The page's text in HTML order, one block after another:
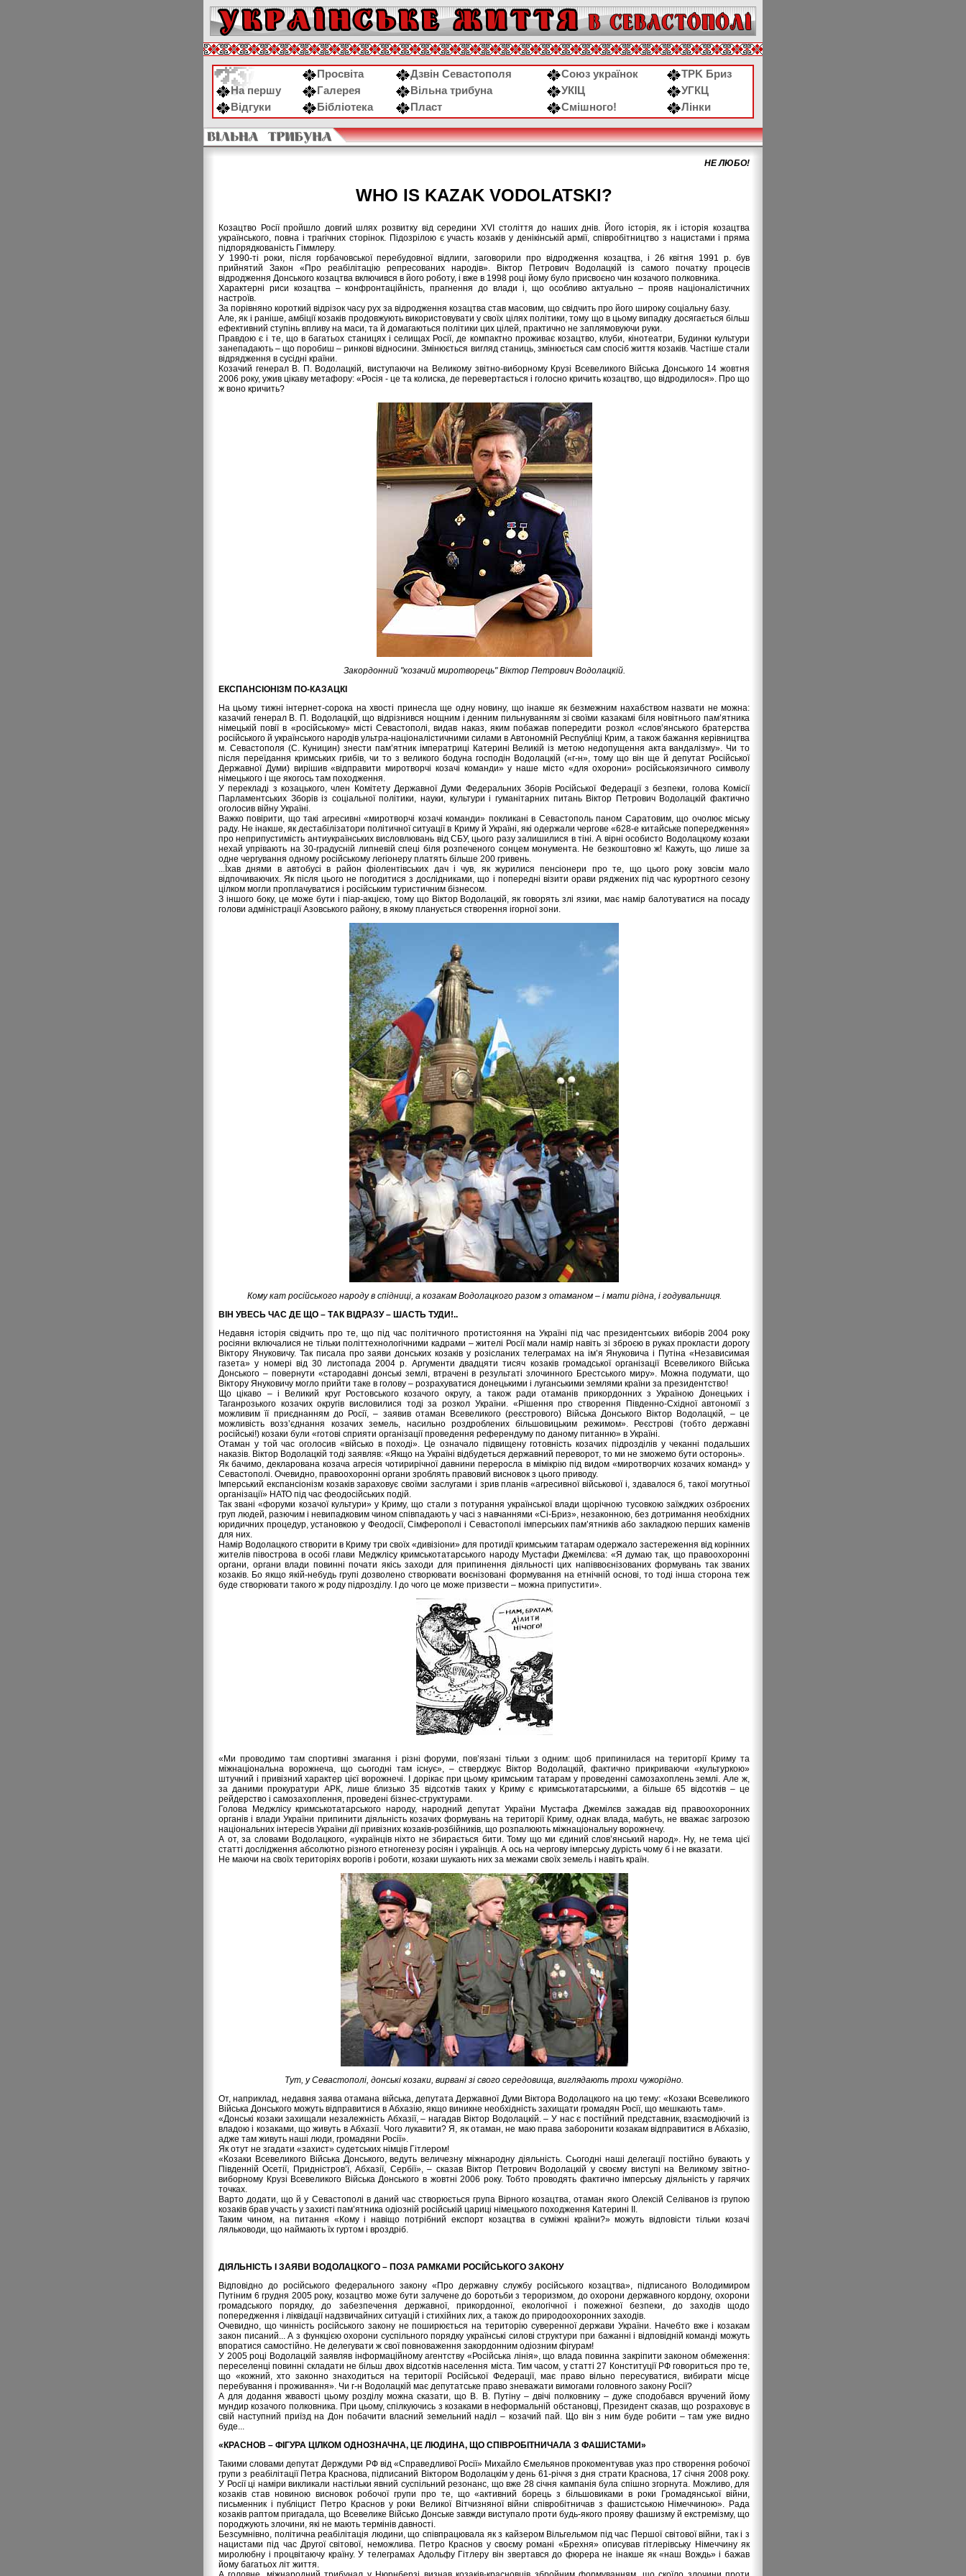
Просвіта Дзвін Севастополя Союз українок
ТРK Бриз
На першу
Галерея Вільна трибуна УКІЦ
УГКЦ
Відгуки
Бібліотека Пласт Смішного! Лінки
НЕ ЛЮБО!
WHO ІS KAZAK VODOLATSKІ?
Козацтво Росії пройшло довгий шлях розвитку від середини XVІ століття до наших днів. Його історія, як і історія козацтва
українського, повна і трагічних сторінок. Підозрілою є участь козаків у денікінській армії, співробітництво з нацистами і пряма
підпорядкованість Гіммлеру.
У 1990-ті роки, після горбачовської перебудовної відлиги, заговорили про відродження козацтва, і 26 квітня 1991 р. був
прийнятий Закон «Про реабілітацію репресованих народів». Віктор Петрович Водолацкій із самого початку процесів
відродження Донського козацтва включився в його роботу, і вже в 1998 році йому було присвоєно чин козачого полковника.
Характерні риси козацтва – конфронтаційність, прагнення до влади і, що особливо актуально – прояв націоналістичних
настроїв.
За порівняно короткий відрізок часу рух за відродження козацтва став масовим, що свідчить про його широку соціальну базу.
Але, як і раніше, амбіції козаків продовжують використовувати у своїх цілях політики, тому що в цьому випадку досягається більш
ефективний ступінь впливу на маси, та й домагаються політики цих цілей, практично не заплямовуючи руки.
Правдою є і те, що в багатьох станицях і селищах Росії, де компактно проживає козацтво, клуби, кінотеатри, Будинки культури
занепадають – що поробиш – ринкові відносини. Змінюється вигляд станиць, змінюється сам спосіб життя козаків. Частіше стали
відрядження в сусідні країни.
Козачий генерал В. П. Водолацкій, виступаючи на Великому звітно-виборному Крузі Всевеликого Війська Донського 14 жовтня
2006 року, ужив цікаву метафору: «Росія - це та колиска, де перевертається і голосно кричить козацтво, що відродилося». Про що
ж воно кричить?
Закордонний "козачий миротворець" Віктор Петрович Водолацкій.
ЕКСПАНСІОНІЗМ ПО-КАЗАЦКІ
На цьому тижні інтернет-сорока на хвості принесла ще одну новину, що інакше як безмежним нахабством назвати не можна:
казачий генерал В. П. Водолацкій, що відрізнився нощним і денним пильнуванням зі своїми казакамі біля новітнього пам’ятника
німецькій повії в «російському» місті Севастополі, видав наказ, яким побажав попередити розкол «слов’янського братерства
російського й українського народів ультра-націоналістичними силами в Автономній Республіці Крим, а також бажання керівництва
м. Севастополя (С. Куницин) знести пам’ятник імператриці Катерині Великій із метою недопущення акта вандалізму». Чи то
після переїдання кримських грибів, чи то з великого бодуна господін Водолацкій («г-н», тому що він ще й депутат Російської
Державної Думи) вирішив «відправити миротворчі козачі команди» у наше місто «для охорони» російськоязичного символу
німецького і ще якогось там походження.
У перекладі з козацького, член Комітету Державної Думи Федеральних Зборів Російської Федерації з безпеки, голова Комісії
Парламентських Зборів із соціальної політики, науки, культури і гуманітарних питань Віктор Петрович Водолацкій фактично
оголосив війну Україні.
Важко повірити, що такі агресивні «миротворчі козачі команди» покликані в Севастополь паном Саратовим, що очолює міську
раду. Не інакше, як дестабілізатори політичної ситуації в Криму й Україні, які одержали чергове «628-е китайське попередження»
про неприпустимість антиукраїнських висловлювань від СБУ, цього разу залишилися в тіні. А вірні особисто Водолацкому козаки
нехай упрівають на 30-градусній липневій спеці біля розпеченого сонцем монумента. Не безкоштовно ж! Кажуть, що лише за
одне чергування одному російському легіонеру платять більше 200 гривень.
...Їхав днями в автобусі в район фіолентівських дач і чув, як журилися пенсіонери про те, що цього року зовсім мало
відпочиваючих. Як після цього не погодитися з дослідниками, що і попередні візити орави ряджених під час курортного сезону
цілком могли проплачуватися і російським туристичним бізнесом.
З іншого боку, це може бути і піар-акцією, тому що Віктор Водолацкій, як говорять злі язики, має намір балотуватися на посаду
голови адміністрації Азовського району, в якому планується створення ігорної зони.
Кому кат російського народу в спідниці, а козакам Водолацкого разом з отаманом – і мати рідна, і годувальниця.
ВІН УВЕСЬ ЧАС ДЕ ЩО – TАК ВІДРАЗУ – ШАСТЬ ТУДИ!..
Недавня історія свідчить про те, що під час політичного протистояння на Україні під час президентських виборів 2004 року
росіяни включалися не тільки політтехнологічними кадрами – жителі Росії мали намір навіть зі зброєю в руках прокласти дорогу
Віктору Януковичу. Так писала про заяви донських козаків у розісланих телеграмах на ім’я Януковича і Путіна «Независимая
газета» у номері від 30 листопада 2004 р. Аргументи двадцяти тисяч козаків громадської організації Всевеликого Війська
Донського – повернути «стародавні донські землі, втрачені в результаті злочинного Брестського миру». Можна подумати, що
Віктору Януковичу могло прийти таке в голову – розрахуватися донецькими і луганськими землями країни за президентство!
Що цікаво – і Великий круг Ростовського козачого округу, а також ради отаманів прикордонних з Україною Донецьких і
Таганрозького козачих округів висловилися тоді за розкол України. «Рішення про створення Південно-Східної автономії з
можливим її приєднанням до Росії, – заявив отаман Всевеликого (реєстрового) Війська Донського Віктор Водолацкій, – це
можливість возз’єднання козачих земель, насильно роздроблених більшовицьким режимом». Реєстрові (тобто державні
російські!) козаки були «готові сприяти організації проведення референдуму по даному питанню» в Україні.
Отаман у той час оголосив «військо в поході». Це означало підвищену готовність козачих підрозділів у чеканні подальших
наказів. Віктор Водолацкій тоді заявляв: «Якщо на Україні відбудеться державний переворот, то ми не зможемо бути осторонь».
Як бачимо, декларована козача агресія чотирирічної давнини переросла в мімікрію під видом «миротворчих козачих команд» у
Севастополі. Очевидно, правоохоронні органи зроблять правовий висновок з цього приводу.
Імперський експансіонізм козаків зараховує своїми заслугами і зрив планів «агресивної військової і, здавалося б, такої могутньої
організації» НАТО під час феодосійських подій.
Так звані «форуми козачої культури» у Криму, що стали з потурання української влади щорічною тусовкою заїжджих озброєних
груп людей, разючим і невипадковим чином співпадають у часі з навчаннями «Сі-Бриз», незаконною, без дотримання необхідних
юридичних процедур, установкою у Феодосії, Сімферополі і Севастополі імперських пам’ятників або закладкою перших каменів
для них.
Намір Водолацкого створити в Криму три своїх «дивізіони» для протидії кримським татарам одержало застереження від корінних
жителів півострова в особі глави Меджлісу кримськотатарського народу Мустафи Джемілєва: «Я думаю так, що правоохоронні
органи, органи влади повинні почати якісь заходи для припинення діяльності цих напіввоєнізованих формувань так званих
козаків. Бо якщо якій-небудь групі дозволено створювати воєнізовані формування на етнічній основі, то тоді інша сторона теж
буде створювати такого ж роду підрозділу. І до чого це може призвести – можна припустити».
«Ми проводимо там спортивні змагання і різні форуми, пов’язані тільки з одним: щоб припинилася на території Криму та
міжнаціональна ворожнеча, що сьогодні там існує», – стверджує Віктор Водолацкій, фактично прикриваючи «культуркою»
штучний і привізний характер цієї ворожнечі. І дорікає при цьому кримським татарам у проведенні самозахоплень землі. Але ж,
за даними прокуратури АРК, лише близько 35 відсотків таких у Криму є кримськотатарськими, а більше 65 відсотків – це
рейдерство і самозахоплення, проведені бізнес-структурами.
Голова Меджлісу кримськотатарського народу, народний депутат України Мустафа Джемілєв зажадав від правоохоронних
органів і влади України припинити діяльність козачих формувань на території Криму, однак влада, мабуть, не вважає загрозою
національних інтересів України дії привізних козаків-розбійників, що розпалюють міжнаціональну ворожнечу.
А от, за словами Водолацкого, «українців ніхто не збирається бити. Тому що ми єдиний слов’янський народ». Ну, не тема цієї
статті дослідження абсолютно різного етногенезу росіян і українців. А ось на чергову імперську дурість чому б і не вказати.
Не маючи на своїх територіях ворогів і роботи, козаки шукають них за межами своїх земель і навіть країн.
Тут, у Севастополi, донські козаки, вирвані зі свого середовища, виглядають трохи чужорідно.
От, наприклад, недавня заява отамана війська, депутата Державної Думи Віктора Водолацкого на цю тему: «Козаки Всевеликого
Війська Донського можуть відправитися в Абхазію, якщо виникне необхідність захищати громадян Росії, що мешкають там».
«Донські козаки захищали незалежність Абхазії, – нагадав Віктор Водолацкій. – У нас є постійний представник, взаємодіючий із
владою і козаками, що живуть в Абхазії. Чого лукавити? Я, як отаман, не маю права заборонити козакам відправитися в Абхазію,
адже там живуть наші люди, громадяни Росії».
Як отут не згадати «захист» судетських німців Гітлером!
«Козаки Всевеликого Війська Донського, ведуть величезну міжнародну діяльність. Сьогодні наші делегації постійно бувають у
Південній Осетії, Придністров’ї, Абхазії, Сербії», – сказав Віктор Петрович Водолацкій у своєму виступі на Великому звітно-
виборному Крузі Всевеликого Війська Донського в жовтні 2006 року. Тобто проводять фактично імперську діяльність у гарячих
точках.
Варто додати, що й у Севастополі в даний час створюється група Вірного козацтва, отаман якого Олексій Селіванов із групою
козаків брав участь у захисті пам’ятника одіозній російській цариці німецького походження Катерині ІІ.
Таким чином, на питання «Кому і навіщо потрібний експорт козацтва в суміжні країни?» можуть відповісти тільки козачі
ляльководи, що наймають їх гуртом і вроздріб.
ДІЯЛЬНІСТЬ І ЗАЯВИ ВОДОЛАЦКОГО – ПОЗА РАМКАМИ РОСІЙСЬКОГО ЗАКОНУ
Відповідно до російського федерального закону «Про державну службу російського козацтва», підписаного Володимиром
Путіним 6 грудня 2005 року, козацтво може бути залучене до боротьби з тероризмом, до охорони державного кордону, охорони
громадського порядку, до забезпечення державної, прикордонної, екологічної і пожежної безпеки, до заходів щодо
попередження і ліквідації надзвичайних ситуацій і стихійних лих, а також до природоохоронних заходів.
Очевидно, що чинність російського закону не поширюється на територію суверенної держави України. Начебто вже і козакам
закон писаний... А з функцією охорони суспільного порядку українські силові структури при бажанні і відповідній команді можуть
впоратися самостійно. Не делегувати ж свої повноваження закордонним одіозним фігурам!
У 2005 році Водолацкій заявляв інформаційному агентству «Російська лінія», що влада повинна закріпити законом обмеження:
переселенці повинні складати не більш двох відсотків населення міста. Тим часом, у статті 27 Конституції РФ говориться про те,
що «кожний, хто законно знаходиться на території Російської Федерації, має право вільно пересуватися, вибирати місце
перебування і проживання». Чи г-н Водолацкій має депутатське право зневажати вимогами головного закону Росії?
А для додання жвавості цьому розділу можна сказати, що В. В. Путіну – двічі полковнику – дуже сподобався вручений йому
мундир козачого полковника. При цьому, спілкуючись з козаками в неформальній обстановці, Президент сказав, що розраховує в
свій наступний приїзд на Дон побачити власний земельний наділ – козачий пай. Що він з ним буде робити – там уже видно
буде...
«КРАСНОВ – ФІГУРА ЦІЛКОМ ОДНОЗНАЧНА, ЦЕ ЛЮДИНА, ЩО СПІВРОБІТНИЧАЛА З ФАШИСТАМИ»
Такими словами депутат Держдуми РФ від «Справедливої Росії» Михайло Ємельянов прокоментував указ про створення робочої
групи з реабілітації Петра Краснова, підписаний Віктором Водолацкім у день 61-річчя з дня страти Краснова, 17 січня 2008 року.
У Росії ці наміри викликали настільки явний суспільний резонанс, що вже 28 січня кампанія була спішно згорнута. Можливо, для
козаків став новиною висновок робочої групи про те, що «активний борець з більшовиками в роки Громадянської війни,
письменник і публіцист Петро Краснов у роки Великої Вітчизняної війни співробітничав з фашистською Німеччиною». Рада
козаків раптом пригадала, що Всевелике Військо Донське завжди виступало проти будь-якого прояву фашизму й екстремізму, що
породжують злочини, які не мають термінів давності.
Безсумнівно, політична реабілітація людини, що співпрацювала як з кайзером Вільгельмом під час Першої світової війни, так і з
нацистами під час Другої світової, неможлива. Петро Краснов у своєму романі «Брехня» описував гітлерівську Німеччину як
миролюбну і процвітаючу країну. У телеграмах Адольфу Гітлеру він звертався до фюрера не інакше як «наш Вождь» і бажав
йому багатьох літ життя.